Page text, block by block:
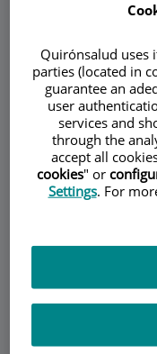
DescripcióServeis
Horari
¿Qué son las
Quirónsalud uses
parties (located in
guarantee an
user
services and
through the
accept all
cookies" or
Settings. For